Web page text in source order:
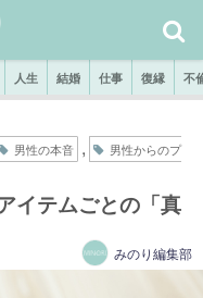
人生 結婚 仕事 復縁 不
男性の本音 ,
男性からのプ
イテムごとの「真
みのり編集部